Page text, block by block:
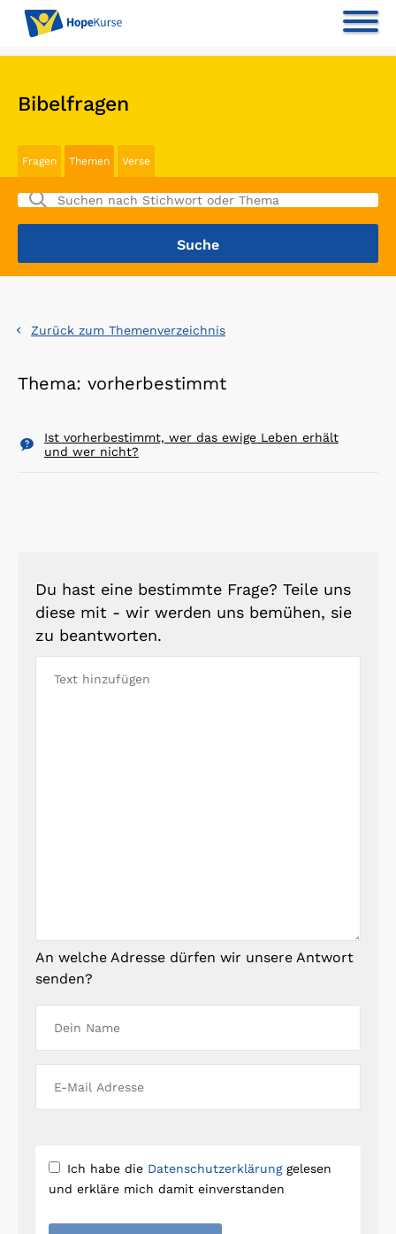
Bibelfragen
Fragen Themen Verse
Zurück zum Themenverzeichnis
Thema: vorherbestimmt
Ist vorherbestimmt, wer das ewige Leben erhält
und wer nicht?
Du hast eine bestimmte Frage? Teile uns
diese mit - wir werden uns bemühen, sie
zu beantworten.
An welche Adresse dürfen wir unsere Antwort
senden?
Ich habe die Datenschutzerklärunggelesen
und erkläre mich damit einverstanden